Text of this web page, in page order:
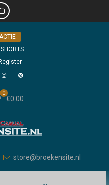
0
€0.00
store@broekensite.nl